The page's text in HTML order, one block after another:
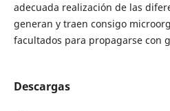
adecuada realización de las
generan y traen consigo
facultados para propagarse con
Descargas